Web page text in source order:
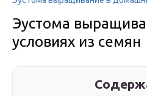
Эустома
условиях из семян